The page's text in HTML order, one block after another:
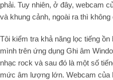
phải. Tuy nhiên, ở đây, webcam
và khung cảnh, ngoài ra thì không
Tôi kiểm tra khả năng lọc tiếng
mình trên ứng dụng Ghi âm
nhạc rock và sau đó là một số
mức âm lượng lớn. Webcam của